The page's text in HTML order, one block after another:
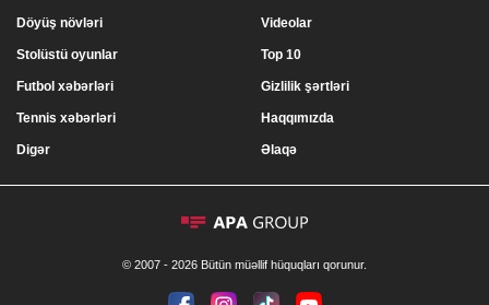
Döyüş növləri
Stolüstü oyunlar
Videolar
Top 10
Futbol xəbərləri
Tennis xəbərləri
Digər
Gizlilik şərtləri
Haqqımızda
Əlaqə
© 2007 - 2026 Bütün müəllif hüquqları qorunur.